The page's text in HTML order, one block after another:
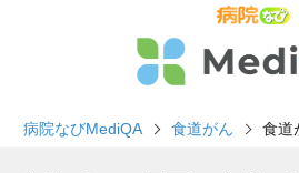
病院なびMediQA 食道がん 食道